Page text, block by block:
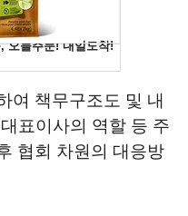
여 책무구조도 및 내
표이사의 역할 등 주
협회 차원의 대응방